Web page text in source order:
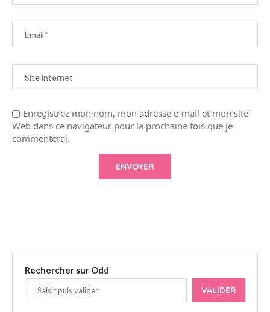
Enregistrez mon nom, mon adresse e-mail et mon site
Web dans ce navigateur pour la prochaine fois que je
commenterai.
Rechercher sur Odd
VALIDER